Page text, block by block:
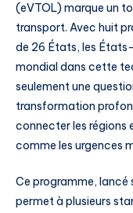
(eVTOL) marque un
transport. Avec huit
de 26 États, les
mondial dans cette
seulement une
transformation
connecter les régions
comme les urgences
Ce programme, lancé
permet à plusieurs